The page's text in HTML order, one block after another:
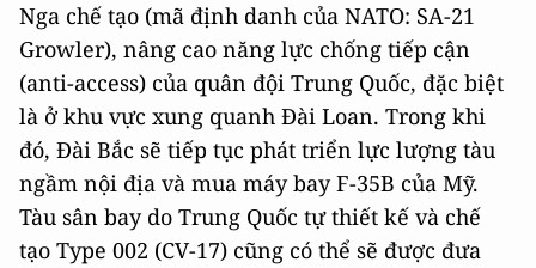
Nga chế tạo (mã định danh của NATO: SA-21
Growler), nâng cao năng lực chống tiếp cận
(anti-access) của quân đội Trung Quốc, đặc biệt
là ở khu vực xung quanh Đài Loan. Trong khi
đó, Đài Bắc sẽ tiếp tục phát triển lực lượng tàu
ngầm nội địa và mua máy bay F-35B của Mỹ.
Tàu sân bay do Trung Quốc tự thiết kế và chế
tạo Type 002 (CV-17) cũng có thể sẽ được đưa